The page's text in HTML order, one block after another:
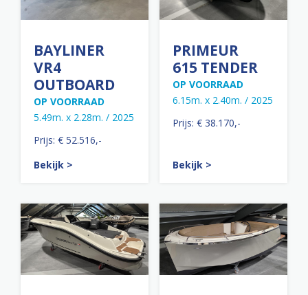
BAYLINER
VR4
OUTBOARD
OP VOORRAAD
5.49m. x 2.28m. / 2025
Prijs: € 52.516,-
Bekijk >
PRIMEUR
615 TENDER
OP VOORRAAD
6.15m. x 2.40m. / 2025
Prijs: € 38.170,-
Bekijk >